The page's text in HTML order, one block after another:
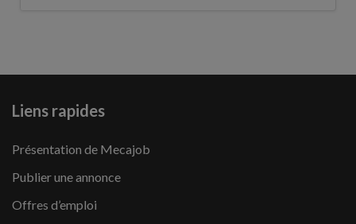
Liens rapides
Présentation de Mecajob
Publier une annonce
Offres d’emploi